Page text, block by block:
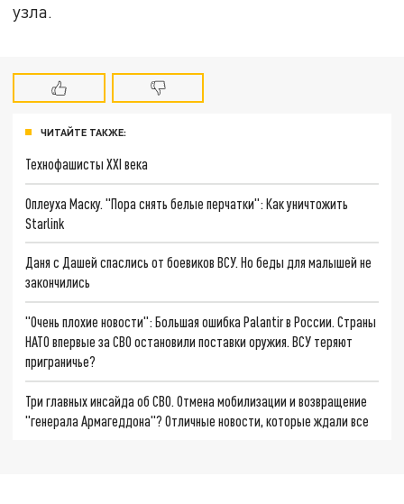
узла.
ЧИТАЙТЕ ТАКЖЕ:
Технофашисты XXI века
Оплеуха Маску. "Пора снять белые перчатки": Как уничтожить
Starlink
Даня с Дашей спаслись от боевиков ВСУ. Но беды для малышей не
закончились
"Очень плохие новости": Большая ошибка Palantir в России. Страны
НАТО впервые за СВО остановили поставки оружия. ВСУ теряют
приграничье?
Три главных инсайда об СВО. Отмена мобилизации и возвращение
"генерала Армагеддона"? Отличные новости, которые ждали все